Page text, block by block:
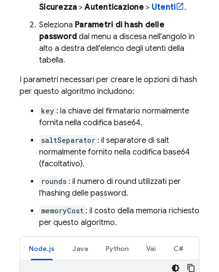
Sicurezza >Autenticazione> Utenti
.
Seleziona Parametri di hash delle
password dal menu a discesa nell'angolo in
alto a destra dell'elenco degli utenti della
tabella.
I parametri necessari per creare le opzioni di hash
per questo algoritmo includono:
key : la chiave del firmatario normalmente
fornita nella codifica base64.
saltSeparator : il separatore di salt
normalmente fornito nella codifica base64
(facoltativo).
rounds : il numero di round utilizzati per
l'hashing delle password.
memoryCost : il costo della memoria richiesto
per questo algoritmo.
Node.js Java Python Vai C#